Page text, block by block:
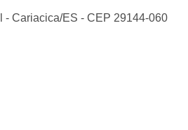
- Cariacica/ES - CEP 29144-060